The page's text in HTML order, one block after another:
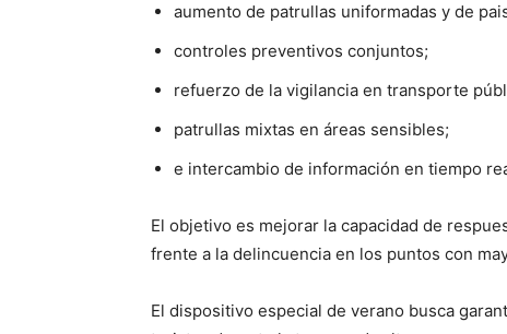
aumento de patrullas uniformadas y de
controles preventivos conjuntos;
refuerzo de la vigilancia en transporte
patrullas mixtas en áreas sensibles;
e intercambio de información en tiempo
El objetivo es mejorar la capacidad de
frente a la delincuencia en los puntos con
El dispositivo especial de verano busca